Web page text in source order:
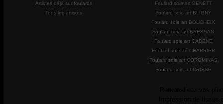
Artistes déjà sur foulards
Tous les artistes
Foulard soie art BENETT
Foulard soie art BLIGNY
Foulard soie art BOUCHEIX
Foulard soie art BRESSAN
Foulard soie art CADENE
Foulard soie art CHARRIER
Foulard soie art COROMINAS
Foulard soie art CRISSE